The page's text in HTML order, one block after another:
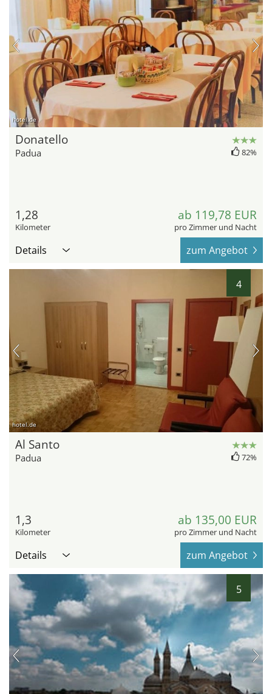
hotel.de
Donatello
Padua 82%
1,28
Kilometer
ab 119,78 EUR
pro Zimmer und Nacht
Details zum Angebot
4
hotel.de
Al Santo
Padua 72%
1,3
Kilometer
ab 135,00 EUR
pro Zimmer und Nacht
Details zum Angebot
5